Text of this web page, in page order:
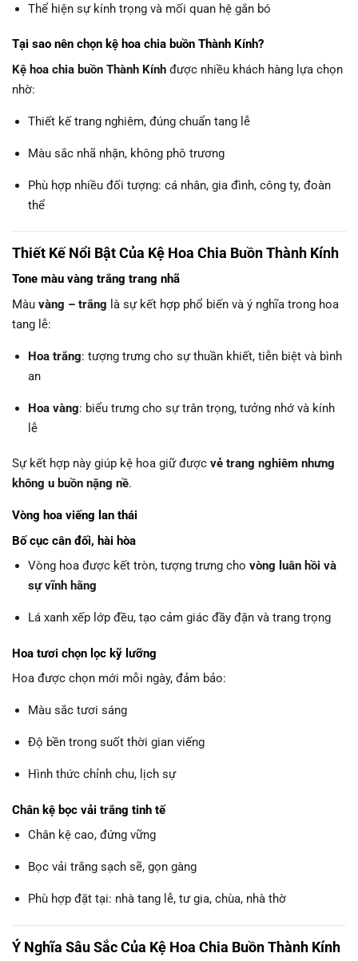
Thể hiện sự kính trọng và mối quan hệ gắn bó
Tại sao nên chọn kệ hoa chia buồn Thành Kính?
Kệ hoa chia buồn Thành Kính được nhiều khách hàng lựa chọn
nhờ:
Thiết kế trang nghiêm, đúng chuẩn tang lễ
Màu sắc nhã nhặn, không phô trương
Phù hợp nhiều đối tượng: cá nhân, gia đình, công ty, đoàn
thể
Thiết Kế Nổi Bật Của Kệ Hoa Chia Buồn Thành Kính
Tone màu vàng trắng trang nhã
Màu vàng – trắng là sự kết hợp phổ biến và ý nghĩa trong hoa
tang lễ:
Hoa trắng: tượng trưng cho sự thuần khiết, tiễn biệt và bình
an
Hoa vàng: biểu trưng cho sự trân trọng, tưởng nhớ và kính
lễ
Sự kết hợp này giúp kệ hoa giữ được vẻ trang nghiêm nhưng
không u buồn nặng nề.
Vòng hoa viếng lan thái
Bố cục cân đối, hài hòa
Vòng hoa được kết tròn, tượng trưng cho vòng luân hồi và
sự vĩnh hằng
Lá xanh xếp lớp đều, tạo cảm giác đầy đặn và trang trọng
Hoa tươi chọn lọc kỹ lưỡng
Hoa được chọn mới mỗi ngày, đảm bảo:
Màu sắc tươi sáng
Độ bền trong suốt thời gian viếng
Hình thức chỉnh chu, lịch sự
Chân kệ bọc vải trắng tinh tế
Chân kệ cao, đứng vững
Bọc vải trắng sạch sẽ, gọn gàng
Phù hợp đặt tại: nhà tang lễ, tư gia, chùa, nhà thờ
Ý Nghĩa Sâu Sắc Của Kệ Hoa Chia Buồn Thành Kính